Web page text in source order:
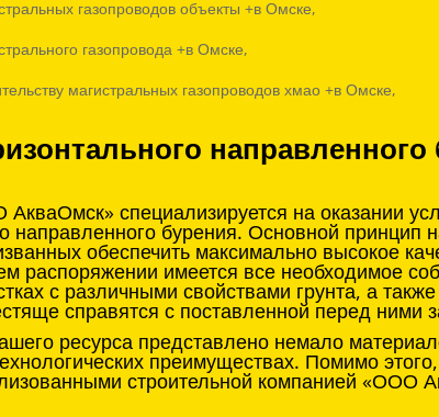
газопроводов объекты +в Омске,
газопровода +в Омске,
магистральных газопроводов хмао +в Омске,
специализируется на оказании
направленного бурения. Основной
обеспечить максимально высокое
распоряжении имеется все необходимое
с различными свойствами грунта, а
справятся с поставленной перед ними
ресурса представлено немало
преимуществах. Помимо
строительной компанией «ООО